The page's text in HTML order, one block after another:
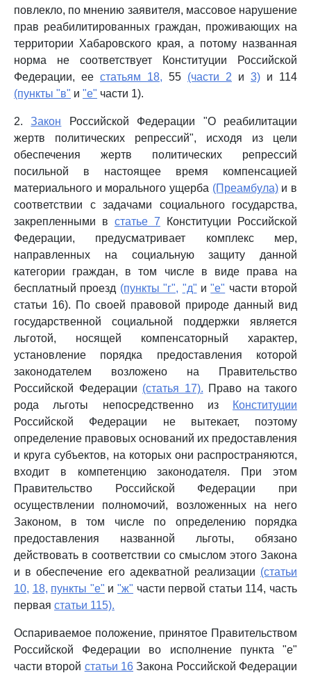
повлекло, по мнению заявителя, массовое нарушение
прав реабилитированных граждан, проживающих на
территории Хабаровского края, а потому названная
норма не соответствует Конституции Российской
Федерации, ее статьям 18, 55 (части 2 и 3) и 114
(пункты "в" и "е" части 1).
2.Закон Российской Федерации "О реабилитации
жертв политических репрессий", исходя из цели
обеспечения жертв политических репрессий
посильной в настоящее время компенсацией
материального и морального ущерба (Преамбула)и в
соответствии с задачами социального государства,
закрепленными в статье 7 Конституции Российской
Федерации, предусматривает комплекс мер,
направленных на социальную защиту данной
категории граждан, в том числе в виде права на
бесплатный проезд (пункты "г", "д" и"е" части второй
статьи 16). По своей правовой природе данный вид
государственной социальной поддержки является
льготой, носящей компенсаторный характер,
установление порядка предоставления которой
законодателем возложено на Правительство
Российской Федерации (статья 17). Право на такого
рода льготы непосредственно из
Конституции
Российской Федерации не вытекает, поэтому
определение правовых оснований их предоставления
и круга субъектов, на которых они распространяются,
входит в компетенцию законодателя. При этом
Правительство Российской Федерации при
осуществлении полномочий, возложенных на него
Законом, в том числе по определению порядка
предоставления названной льготы, обязано
действовать в соответствии со смыслом этого Закона
и в обеспечение его адекватной реализации (статьи
10, 18, пункты "е" и"ж" части первой статьи 114, часть
первая статьи 115).
Оспариваемое положение, принятое Правительством
Российской Федерации во исполнение пункта "е"
части второй статьи 16 Закона Российской Федерации